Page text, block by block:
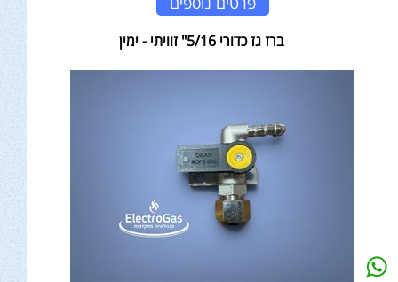
ברז גז כדורי 5/16" זוויתי - ימין